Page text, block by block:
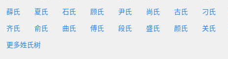
薛氏 夏氏 石氏 顾氏 尹氏 尚氏 古氏 刁氏
齐氏 俞氏 曲氏 傅氏 段氏 盛氏 颜氏 关氏
更多姓氏树